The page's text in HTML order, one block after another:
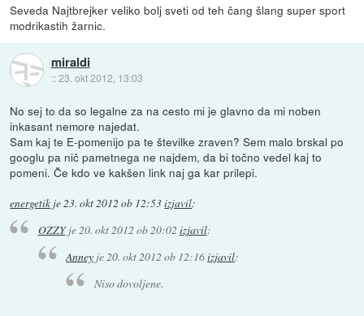
Seveda Najtbrejker veliko bolj sveti od teh čang šlang super sport
modrikastih žarnic.
miraldi
::23. okt 2012, 13:03
No sej to da so legalne za na cesto mi je glavno da mi noben
inkasant nemore najedat.
Sam kaj te E-pomenijo pa te številke zraven? Sem malo brskal po
googlu pa nič pametnega ne najdem, da bi točno vedel kaj to
pomeni. Če kdo ve kakšen link naj ga kar prilepi.
energetik je23. okt 2012 ob 12:53izjavil:
OZZYje20. okt 2012 ob 20:02 izjavil:
Anney je20. okt 2012 ob 12:16izjavil:
Niso dovoljene.